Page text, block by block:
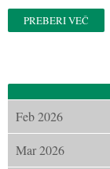
PREBERI VEČ
Feb 2026
Mar 2026